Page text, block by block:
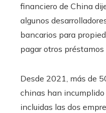
financiero de China
algunos
bancarios para
pagar otros préstamos
Desde 2021, más de
chinas han incumplido
incluidas las dos